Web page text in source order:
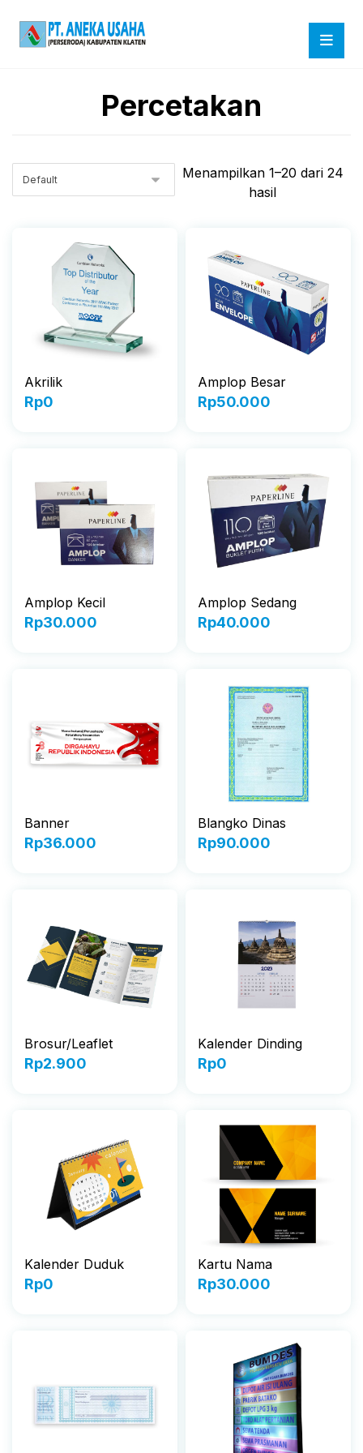
Percetakan
Menampilkan 1–20 dari 24
hasil
Akrilik
Rp0
Amplop Besar
Rp50.000
Amplop Kecil
Rp30.000
Amplop Sedang
Rp40.000
Banner
Rp36.000
Blangko Dinas
Rp90.000
Brosur/Leaflet
Rp2.900
Kalender Dinding
Rp0
Kalender Duduk
Rp0
Kartu Nama
Rp30.000